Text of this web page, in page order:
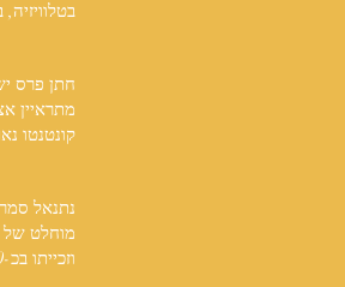
חתן פרס
מתראיין
קונטנטו
נתנאל
מוחלט של
וזכייתו בכ-450,000 ש"ח